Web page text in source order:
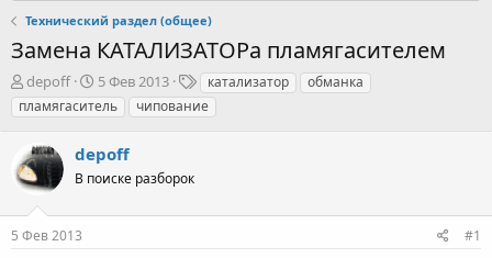
Технический раздел (общее)
Замена КАТАЛИЗАТОРа пламягасителем
А
в
т
р
т
м
ы
depoff
Д
а
т
н
а
а
5 Фев 2013
Т
е
г
катализатор
обманка
пламягаситель
чипование
depoff
В поиске разборок
5 Фев 2013 #1